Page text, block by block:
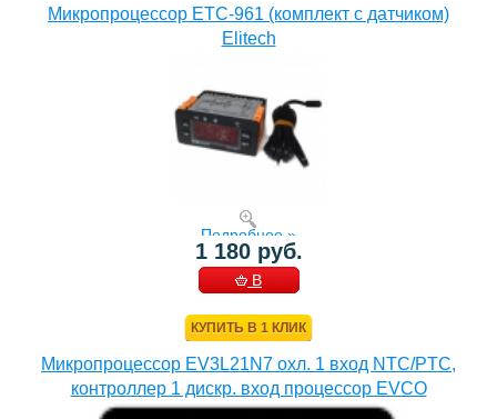
Микропроцессор ETC-961 (комплект c датчиком)
Elitech
Подробнее »
1 180 руб.
В
КУПИТЬ В 1 КЛИК
Микропроцессор EV3L21N7 охл. 1 вход NTC/PTC,
контроллер 1 дискр. вход процессор EVCO